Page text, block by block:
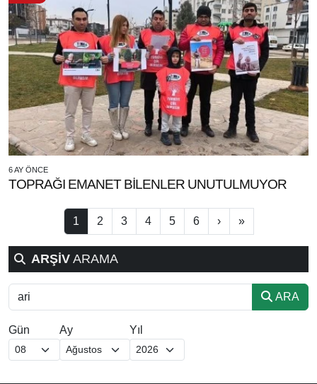
6 AY ÖNCE
TOPRAĞI EMANET BİLENLER UNUTULMUYOR
1 2 3 4 5 6 › »
ARŞİV ARAMA
ARA
Gün Ay Yıl